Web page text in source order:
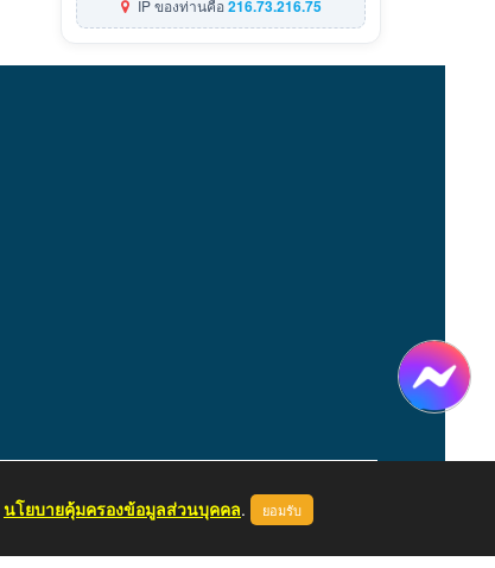
IP ของท่านคือ216.73.216.75
หน้าแรก ผู้ดูแลระบบ
นโยบายคุ้มครองข้อมูลส่วนบุคคล. ยอมรับ